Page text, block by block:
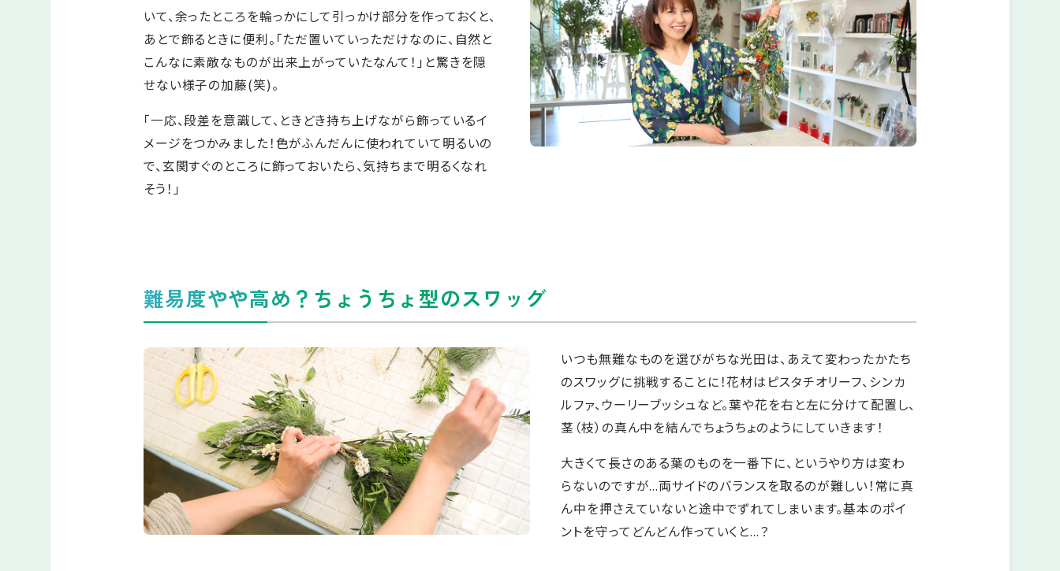
いて、余ったところを輪っかにして引っかけ部分を作っておくと、
あとで飾るときに便利。「ただ置いていっただけなのに、自然と
こんなに素敵なものが出来上がっていたなんて！」と驚きを隠
せない様子の加藤(笑)。
「一応、段差を意識して、ときどき持ち上げながら飾っているイ
メージをつかみました！色がふんだんに使われていて明るいの
で、玄関すぐのところに飾っておいたら、気持ちまで明るくなれ
そう！」
難易度やや高め？ちょうちょ型のスワッグ
いつも無難なものを選びがちな光田は、あえて変わったかたち
のスワッグに挑戦することに！花材はピスタチオリーフ、シンカ
ルファ、ウーリーブッシュなど。葉や花を右と左に分けて配置し、
茎（枝）の真ん中を結んでちょうちょのようにしていきます！
大きくて長さのある葉のものを一番下に、というやり方は変わ
らないのですが...両サイドのバランスを取るのが難しい！常に真
ん中を押さえていないと途中でずれてしまいます。基本のポイ
ントを守ってどんどん作っていくと...？